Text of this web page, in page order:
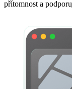
přítomnost a